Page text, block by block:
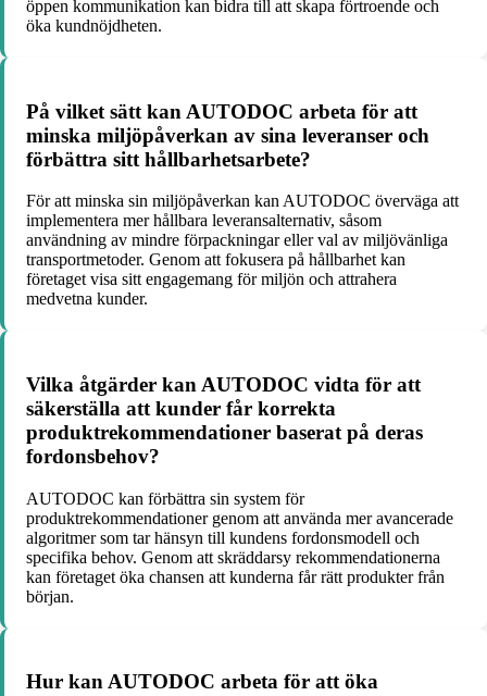
öppen kommunikation kan bidra till att skapa förtroende och
öka kundnöjdheten.
På vilket sätt kan AUTODOC arbeta för att
minska miljöpåverkan av sina leveranser och
förbättra sitt hållbarhetsarbete?
För att minska sin miljöpåverkan kan AUTODOC överväga att
implementera mer hållbara leveransalternativ, såsom
användning av mindre förpackningar eller val av miljövänliga
transportmetoder. Genom att fokusera på hållbarhet kan
företaget visa sitt engagemang för miljön och attrahera
medvetna kunder.
Vilka åtgärder kan AUTODOC vidta för att
säkerställa att kunder får korrekta
produktrekommendationer baserat på deras
fordonsbehov?
AUTODOC kan förbättra sin system för
produktrekommendationer genom att använda mer avancerade
algoritmer som tar hänsyn till kundens fordonsmodell och
specifika behov. Genom att skräddarsy rekommendationerna
kan företaget öka chansen att kunderna får rätt produkter från
början.
Hur kan AUTODOC arbeta för att öka